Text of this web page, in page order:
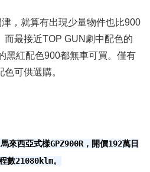
，就算有出現少量物件也比900
而最接近TOP GUN劇中配色的
黑紅配色900都無車可買。僅有
可供選購。
來西亞式樣GPZ900R，開價192萬日
數21080klm。